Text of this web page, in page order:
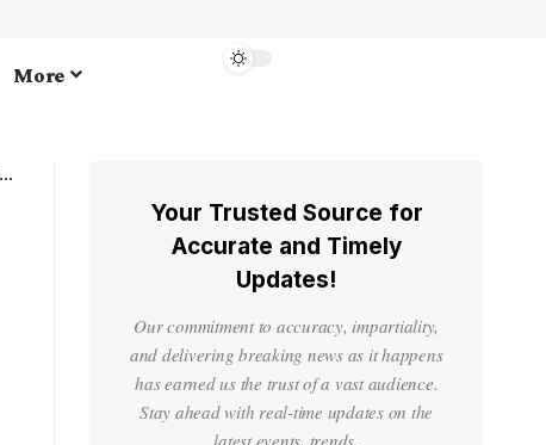
More
Your Trusted Source for
Accurate and Timely
Updates!
Our commitment to accuracy, impartiality,
and delivering breaking news as it happens
has earned us the trust of a vast audience.
Stay ahead with real-time updates on the
latest events, trends.